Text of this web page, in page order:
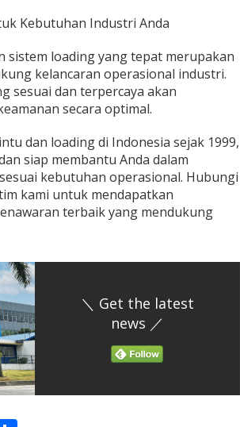
Kebutuhan Industri Anda
sistem loading yang tepat merupakan
kelancaran operasional industri.
sesuai dan terpercaya akan
secara optimal.
dan loading di Indonesia sejak 1999,
siap membantu Anda dalam
kebutuhan operasional. Hubungi
kami untuk mendapatkan
terbaik yang mendukung
＼ Get the latest
news ／